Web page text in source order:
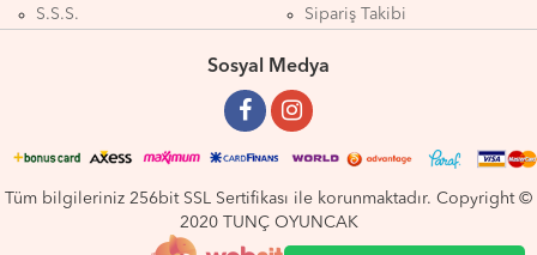
S.S.S.
Sipariş Takibi
Sosyal Medya
Tüm bilgileriniz 256bit SSL Sertifikası ile korunmaktadır. Copyright ©
2020 TUNÇ OYUNCAK